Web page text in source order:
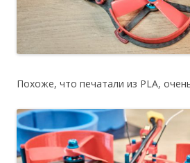
Похоже, что печатали из PLA,